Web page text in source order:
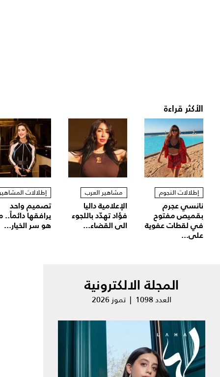
الأكثر قراءة
إطلالات النجوم
نانسي عجرم
بقميص مفتوح
في لقطات عفوية
على...
مشاهير العرب
الإعلامية داليا
فؤاد تهدّد باللجوء
الى القضاء...
إطلالات
تصميم واحد
يرافقها دائماً..
هو سر الخيار...
المجلة الالكترونية
العدد 1098 | تموز 2026